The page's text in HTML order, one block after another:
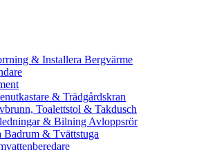
& Installera Bergvärme
& Trädgårdskran
Toalettstol & Takdusch
& Bilning Avloppsrör
Badrum & Tvättstuga